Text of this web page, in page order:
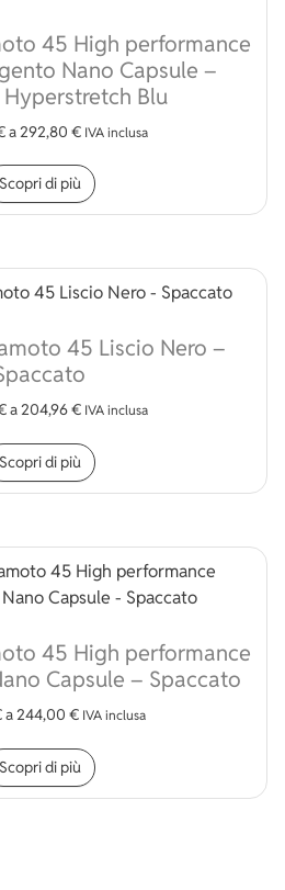
45 High performance
Nano Capsule –
Blu
a292,80 € IVA inclusa
Scopri di più
45 Liscio Nero –
a204,96€ IVA inclusa
Scopri di più
45 High performance
Capsule – Spaccato
a244,00 € IVA inclusa
Scopri di più